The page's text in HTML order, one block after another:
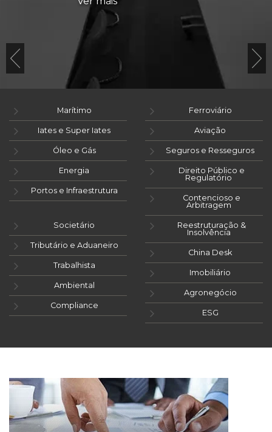
Marítimo
Iates e Super Iates
Óleo e Gás
Energia
Portos e Infraestrutura
Ferroviário
Aviação
Seguros e Resseguros
Direito Público e
Regulatório
Contencioso e
Arbitragem
Societário
Tributário e Aduaneiro
Trabalhista
Ambiental
Compliance
Reestruturação &
Insolvência
China Desk
Imobiliário
Agronegócio
ESG